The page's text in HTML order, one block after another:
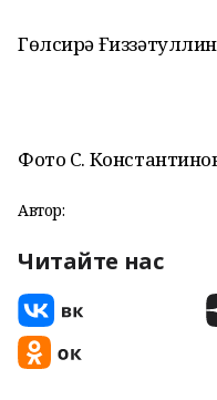
Гөлсирә
Фото С.
Автор:
Читайте нас